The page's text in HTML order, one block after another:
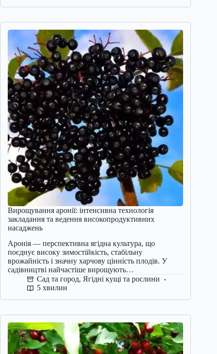
Вирощування аронії: інтенсивна технологія
закладання та ведення високопродуктивних
насаджень
Аронія — перспективна ягідна культура, що
поєднує високу зимостійкість, стабільну
врожайність і значну харчову цінність плодів. У
садівництві найчастіше вирощують…
Сад та город, Ягідні кущі та рослини
5 хвилин